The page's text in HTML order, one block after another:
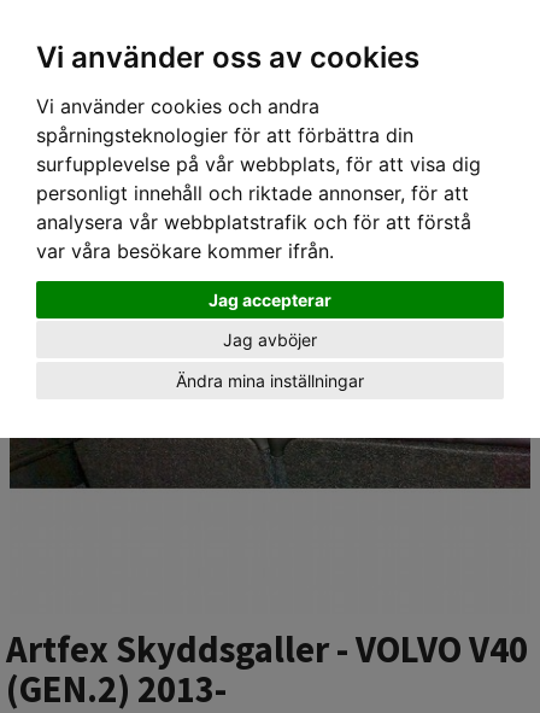
Vi använder oss av cookies
Vi använder cookies och andra
spårningsteknologier för att förbättra din
surfupplevelse på vår webbplats, för att visa dig
personligt innehåll och riktade annonser, för att
analysera vår webbplatstrafik och för att förstå
var våra besökare kommer ifrån.
Jag accepterar
Jag avböjer
Ändra mina inställningar
Hem›Lastgaller/ Skyddsgaller› Artfex Skyddsgaller › Artfex Skyddsgaller - VOLVO V40
(GEN.2) 2013-
Artfex Skyddsgaller - VOLVO V40
(GEN.2) 2013-